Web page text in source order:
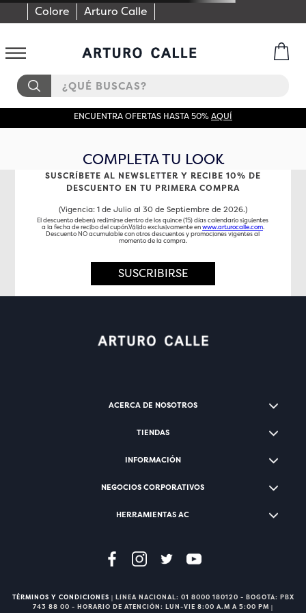
Colore Arturo Calle
¿QUÉ BUSCAS?
ENCUENTRA OFERTAS HASTA 50%AQUÍ
COMPLETA TU LOOK
SUSCRÍBETE AL NEWSLETTER Y RECIBE 10% DE
DESCUENTO EN TU PRIMERA COMPRA
(Vigencia: 1 de Julio al 30 de Septiembre de 2026.)
El descuento deberá redimirse dentro de los quince (15) días calendario siguientes
a la fecha de recibo del cupón.Válido exclusivamente enwww.arturocalle.com.
Descuento NO acumulable con otros descuentos y promociones vigentes al
momento de la compra.
SUSCRIBIRSE
ACERCA DE NOSOTROS
TIENDAS
INFORMACIÓN
NEGOCIOS CORPORATIVOS
HERRAMIENTAS AC
TÉRMINOS Y CONDICIONES | LÍNEA NACIONAL: 01 8000 180120 - BOGOTÁ: PBX
743 88 00 - HORARIO DE ATENCIÓN: LUN-VIE 8:00 A.M A 5:00 PM |